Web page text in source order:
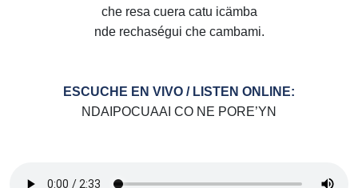
che resa cuera catu icämba
nde rechaségui che cambami.
ESCUCHE EN VIVO / LISTEN ONLINE:
NDAIPOCUAAI CO NE PORE’YN